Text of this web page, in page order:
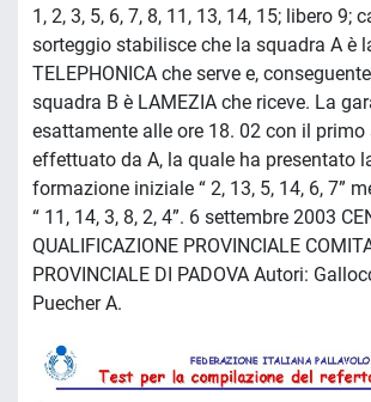
1, 2, 3, 5, 6, 7, 8, 11, 13, 14, 15; libero 9;
sorteggio stabilisce che la squadra A è
TELEPHONICA che serve e,
squadra B è LAMEZIA che riceve. La
esattamente alle ore 18. 02 con il primo
effettuato da A, la quale ha presentato
formazione iniziale “ 2, 13, 5, 14, 6, 7”
“ 11, 14, 3, 8, 2, 4”. 6 settembre 2003
QUALIFICAZIONE PROVINCIALE
PROVINCIALE DI PADOVA Autori:
Puecher A.